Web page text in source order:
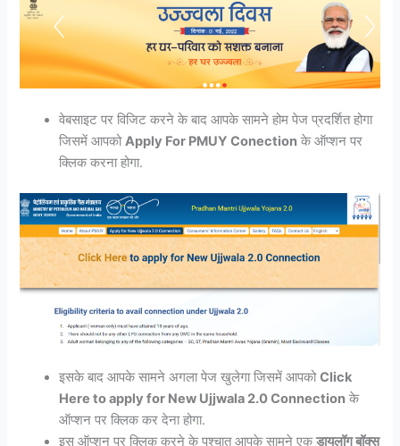
वेबसाइट पर विजिट करने के बाद आपके सामने होम पेज प्रदर्शित होगा
जिसमें आपकोApply For PMUY Conection के ऑप्शन पर
क्लिक करना होगा.
इसके बाद आपके सामने अगला पेज खुलेगा जिसमें आपकोClick
Here to apply for New Ujjwala 2.0 Connection के
ऑप्शन पर क्लिक कर देना होगा.
इस ऑप्शन पर क्लिक करने के पश्चात आपके सामने एकडायलॉग बॉक्स